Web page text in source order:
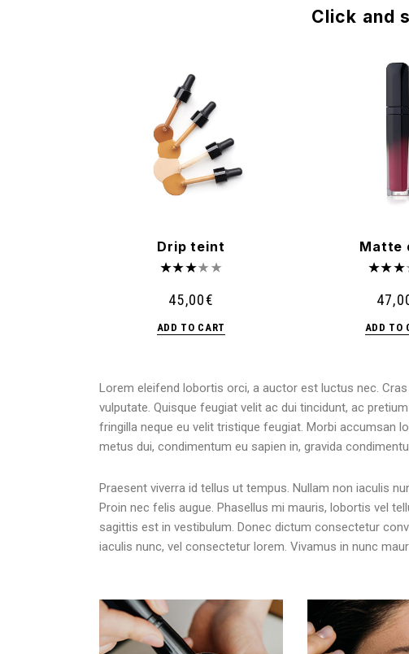
Click and
Drip teint
45,00€
ADD TO CART
Matte
ADD TO
Lorem eleifend lobortis orci, a auctor est luctus nec.
vulputate. Quisque feugiat velit ac dui tincidunt, ac
fringilla neque eu velit tristique feugiat. Morbi accumsan
metus dui, condimentum eu sapien in, gravida
Praesent viverra id tellus ut tempus. Nullam non iaculis
Proin nec felis augue. Phasellus mi mauris, lobortis vel
sagittis est in vestibulum. Donec dictum consectetur
iaculis nunc, vel consectetur lorem. Vivamus in nunc